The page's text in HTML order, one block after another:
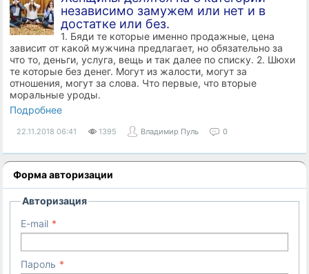
независимо замужем или нет и в
достатке или без.
1. Бяди те которые именно продажные, цена
зависит от какой мужчина предлагает, но обязательно за
что то, деньги, услуга, вещь и так далее по списку. 2. Шюхи
те которые без денег. Могут из жалости, могут за
отношения, могут за слова. Что первые, что вторые
моральные уроды.
Подробнее
22.11.2018 06:41 1395 Владимир Пуль 0
Форма авторизации
Авторизация
E-mail
Пароль